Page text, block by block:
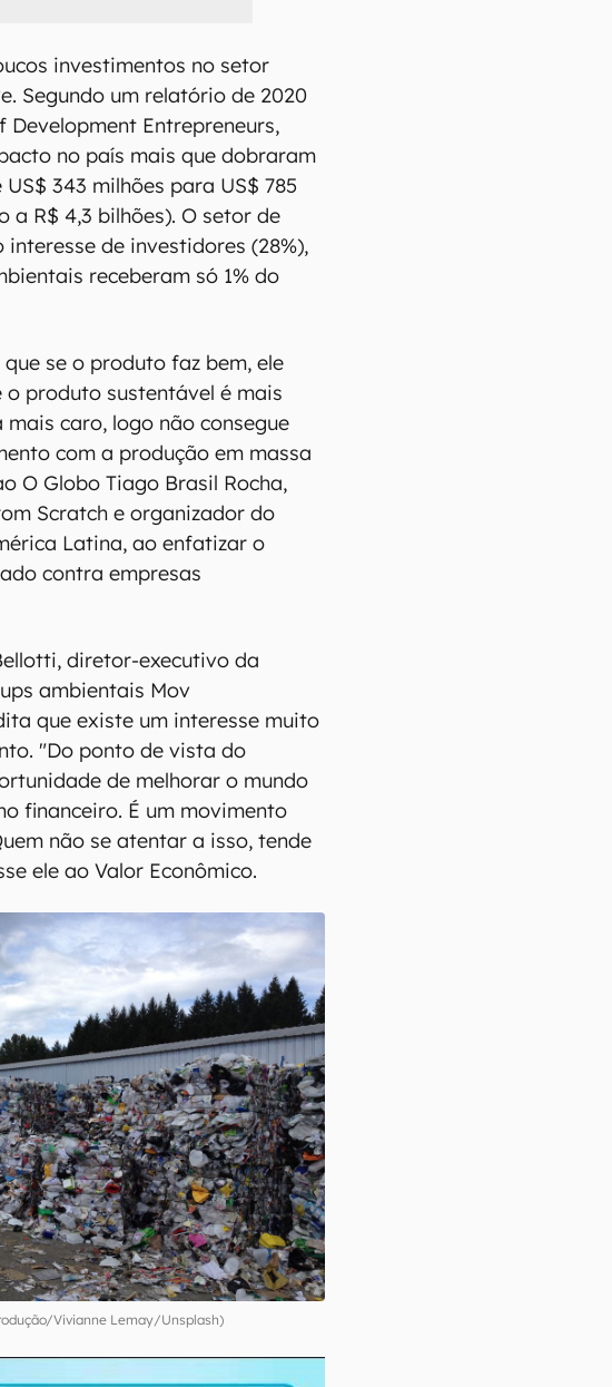
investimentos no setor
Segundo um relatório de 2020
Entrepreneurs,
no país mais que dobraram
US$ 343 milhões para US$ 785
a R$ 4,3 bilhões). O setor de
de investidores (28%),
receberam só 1% do
se o produto faz bem, ele
o produto sustentável é mais
caro, logo não consegue
com a produção em massa
O Globo Tiago Brasil Rocha,
Scratch e organizador do
Latina, ao enfatizar o
contra empresas
diretor-executivo da
ambientais Mov
que existe um interesse muito
"Do ponto de vista do
de melhorar o mundo
financeiro. É um movimento
não se atentar a isso, tende
ele ao Valor Econômico.
Vivianne Lemay/Unsplash)